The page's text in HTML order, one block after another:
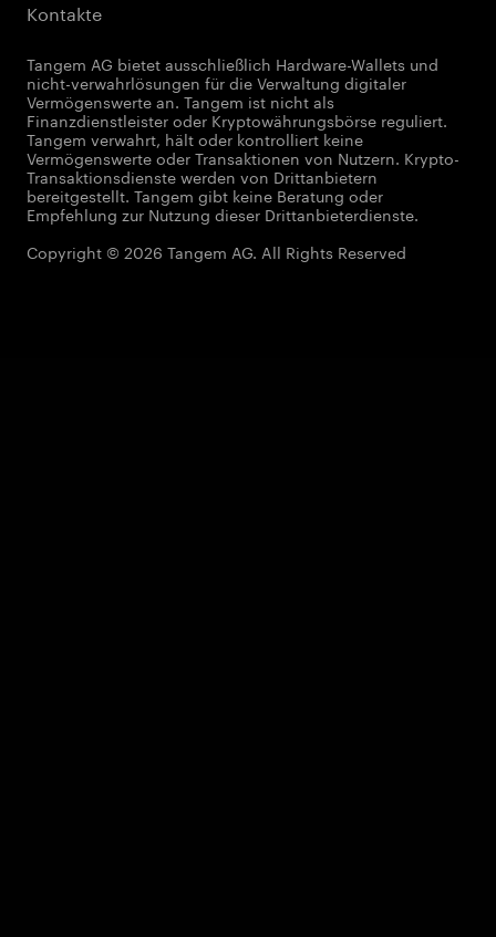
Kontakte
Tangem AG bietet ausschließlich Hardware-Wallets und
nicht-verwahrlösungen für die Verwaltung digitaler
Vermögenswerte an. Tangem ist nicht als
Finanzdienstleister oder Kryptowährungsbörse reguliert.
Tangem verwahrt, hält oder kontrolliert keine
Vermögenswerte oder Transaktionen von Nutzern. Krypto-
Transaktionsdienste werden von Drittanbietern
bereitgestellt. Tangem gibt keine Beratung oder
Empfehlung zur Nutzung dieser Drittanbieterdienste.